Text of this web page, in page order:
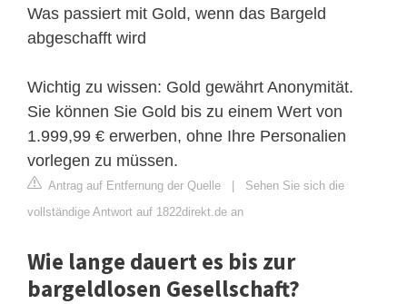
Was passiert mit Gold, wenn das Bargeld
abgeschafft wird
Wichtig zu wissen: Gold gewährt Anonymität.
Sie können Sie Gold bis zu einem Wert von
1.999,99 € erwerben, ohne Ihre Personalien
vorlegen zu müssen.
Antrag auf Entfernung der Quelle | Sehen Sie sich die
vollständige Antwort auf 1822direkt.de an
Wie lange dauert es bis zur
bargeldlosen Gesellschaft?